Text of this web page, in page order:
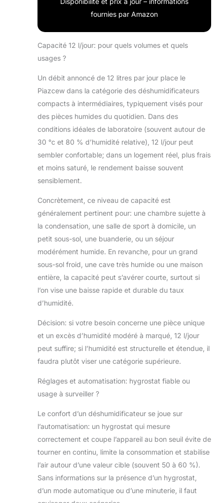
fournies par Amazon
Capacité 12 l/jour: pour quels volumes et quels
usages ?
Un débit annoncé de 12 litres par jour place le
Piazcew dans la catégorie des déshumidificateurs
compacts à intermédiaires, typiquement visés pour
des pièces humides du quotidien. Dans des
conditions idéales de laboratoire (souvent autour de
30 °c et 80 % d’humidité relative), 12 l/jour peut
sembler confortable; dans un logement réel, plus frais
et moins saturé, le rendement baisse souvent
sensiblement.
Concrètement, ce niveau de capacité est
généralement pertinent pour: une chambre sujette à
la condensation, une salle de sport à domicile, un
petit sous-sol, une buanderie, ou un séjour
modérément humide. En revanche, pour un grand
sous-sol froid, une cave très humide ou une maison
entière, la capacité peut s’avérer courte, surtout si
l’on vise une baisse rapide et durable du taux
d’humidité.
Décision: si votre besoin concerne une pièce unique
et un excès d’humidité modéré à marqué, 12 l/jour
peut suffire; si l’humidité est structurelle et étendue, il
faudra plutôt viser une catégorie supérieure.
Réglages et automatisation: hygrostat fiable ou
usage à surveiller ?
Le confort d’un déshumidificateur se joue sur
l’automatisation: un hygrostat qui mesure
correctement et coupe l’appareil au bon seuil évite de
tourner en continu, limite la consommation et stabilise
l’air autour d’une valeur cible (souvent 50 à 60 %).
Sans informations sur la présence d’un hygrostat,
d’un mode automatique ou d’une minuterie, il faut